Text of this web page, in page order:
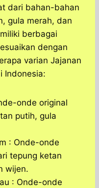
dari bahan-bahan
gula merah, dan
berbagai
dengan
varian Jajanan
Indonesia:
onde original
putih, gula
: Onde-onde
tepung ketan
wijen.
: Onde-onde